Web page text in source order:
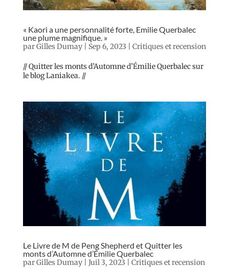
« Kaori a une personnalité forte, Emilie Querbalec
une plume magnifique. »
parGilles Dumay| Sep 6, 2023 Critiques et recension
// Quitter les monts d’Automne d’Émilie Querbalec sur
le blog Laniakea. //
Le Livre de M de Peng Shepherd et Quitter les
monts d’Automne d’Émilie Querbalec
parGilles Dumay| Juil 3, 2023 Critiques et recension